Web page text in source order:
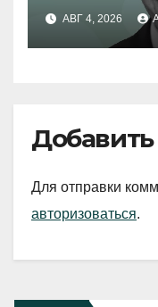
АВГ 4, 2026
Для отправки
авторизоваться.